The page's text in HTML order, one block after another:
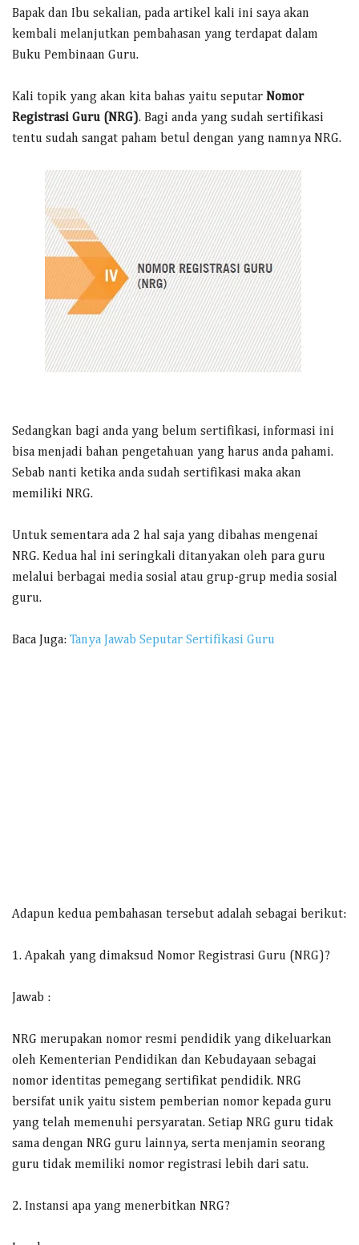
Bapak dan Ibu sekalian, pada artikel kali ini saya akan
kembali melanjutkan pembahasan yang terdapat dalam
Buku Pembinaan Guru.
Kali topik yang akan kita bahas yaitu seputar Nomor
Registrasi Guru (NRG). Bagi anda yang sudah sertifikasi
tentu sudah sangat paham betul dengan yang namnya NRG.
Sedangkan bagi anda yang belum sertifikasi, informasi ini
bisa menjadi bahan pengetahuan yang harus anda pahami.
Sebab nanti ketika anda sudah sertifikasi maka akan
memiliki NRG.
Untuk sementara ada 2 hal saja yang dibahas mengenai
NRG. Kedua hal ini seringkali ditanyakan oleh para guru
melalui berbagai media sosial atau grup-grup media sosial
guru.
Baca Juga: Tanya Jawab Seputar Sertifikasi Guru
Adapun kedua pembahasan tersebut adalah sebagai berikut:
1. Apakah yang dimaksud Nomor Registrasi Guru (NRG)?
Jawab :
NRG merupakan nomor resmi pendidik yang dikeluarkan
oleh Kementerian Pendidikan dan Kebudayaan sebagai
nomor identitas pemegang sertifikat pendidik. NRG
bersifat unik yaitu sistem pemberian nomor kepada guru
yang telah memenuhi persyaratan. Setiap NRG guru tidak
sama dengan NRG guru lainnya, serta menjamin seorang
guru tidak memiliki nomor registrasi lebih dari satu.
2. Instansi apa yang menerbitkan NRG?